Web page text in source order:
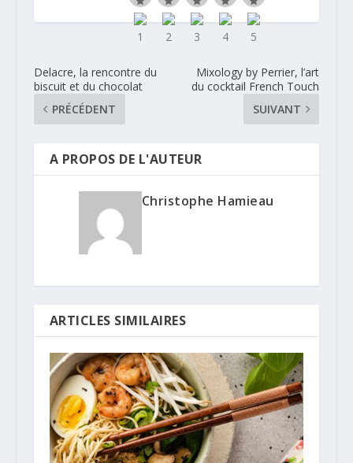
Delacre, la rencontre du
biscuit et du chocolat
PRÉCÉDENT
Mixology by Perrier, l’art
du cocktail French Touch
SUIVANT
A PROPOS DE L'AUTEUR
Christophe Hamieau
ARTICLES SIMILAIRES